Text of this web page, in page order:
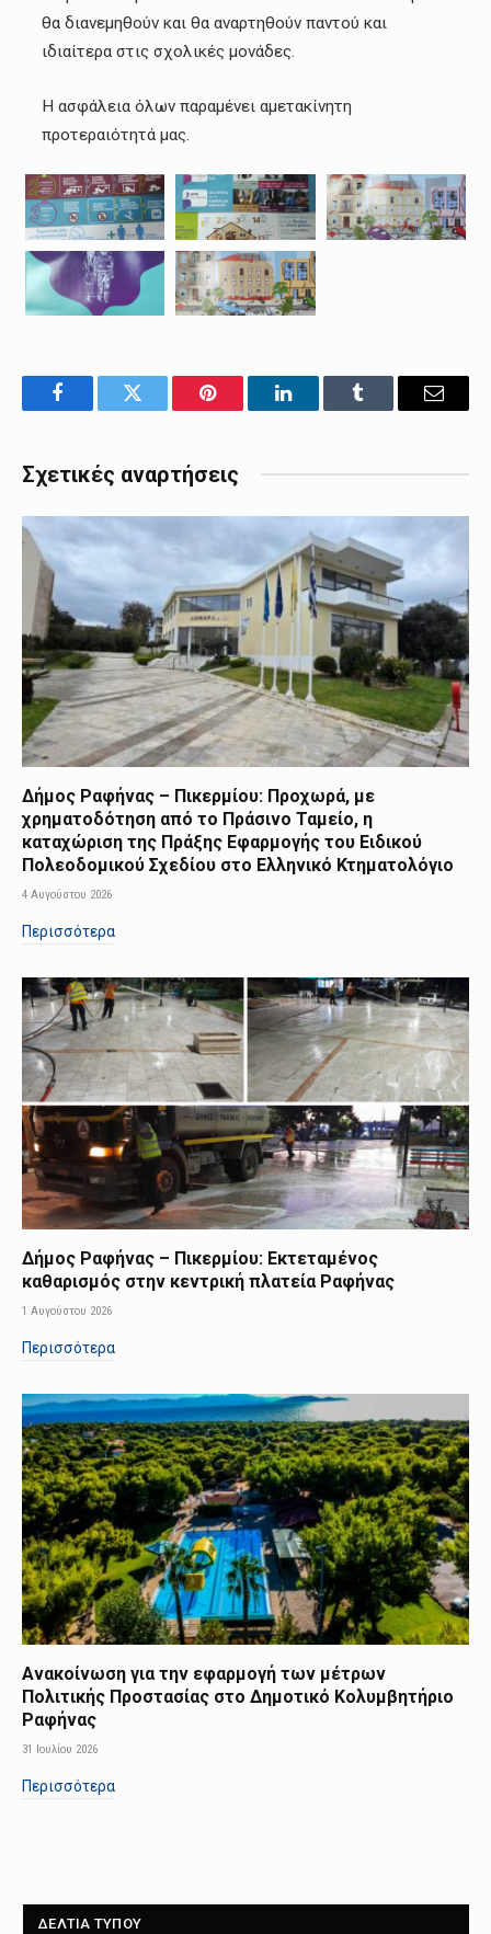
θα διανεμηθούν και θα αναρτηθούν παντού και
ιδιαίτερα στις σχολικές μονάδες.
Η ασφάλεια όλων παραμένει αμετακίνητη
προτεραιότητά μας.
FacebookTwitter Pinterest LinkedInTumblr Email
Σχετικές αναρτήσεις
Δήμος Ραφήνας – Πικερμίου: Προχωρά, με
χρηματοδότηση από το Πράσινο Ταμείο, η
καταχώριση της Πράξης Εφαρμογής του Ειδικού
Πολεοδομικού Σχεδίου στο Ελληνικό Κτηματολόγιο
4 Αυγούστου 2026
Περισσότερα
Δήμος Ραφήνας – Πικερμίου: Εκτεταμένος
καθαρισμός στην κεντρική πλατεία Ραφήνας
1 Αυγούστου 2026
Περισσότερα
Ανακοίνωση για την εφαρμογή των μέτρων
Πολιτικής Προστασίας στο Δημοτικό Κολυμβητήριο
Ραφήνας
31 Ιουλίου 2026
Περισσότερα
ΔΕΛΤΙΑ ΤΥΠΟΥ